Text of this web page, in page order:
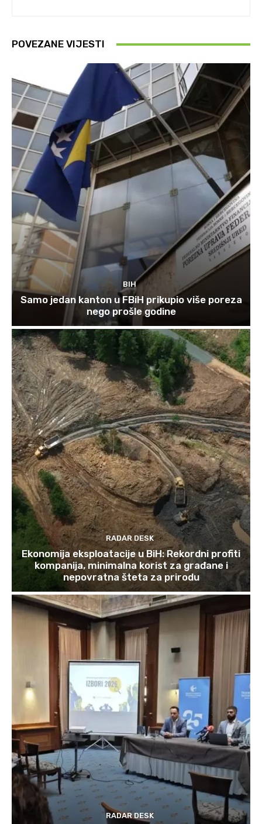
POVEZANE VIJESTI
BIH
Samo jedan kanton u FBiH prikupio više poreza
nego prošle godine
RADAR DESK
Ekonomija eksploatacije u BiH: Rekordni profiti
kompanija, minimalna korist za građane i
nepovratna šteta za prirodu
RADAR DESK